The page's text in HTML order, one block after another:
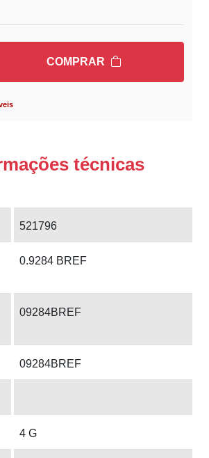
COMPRAR
técnicas
521796
0.9284 BREF
09284BREF
09284BREF
4 G